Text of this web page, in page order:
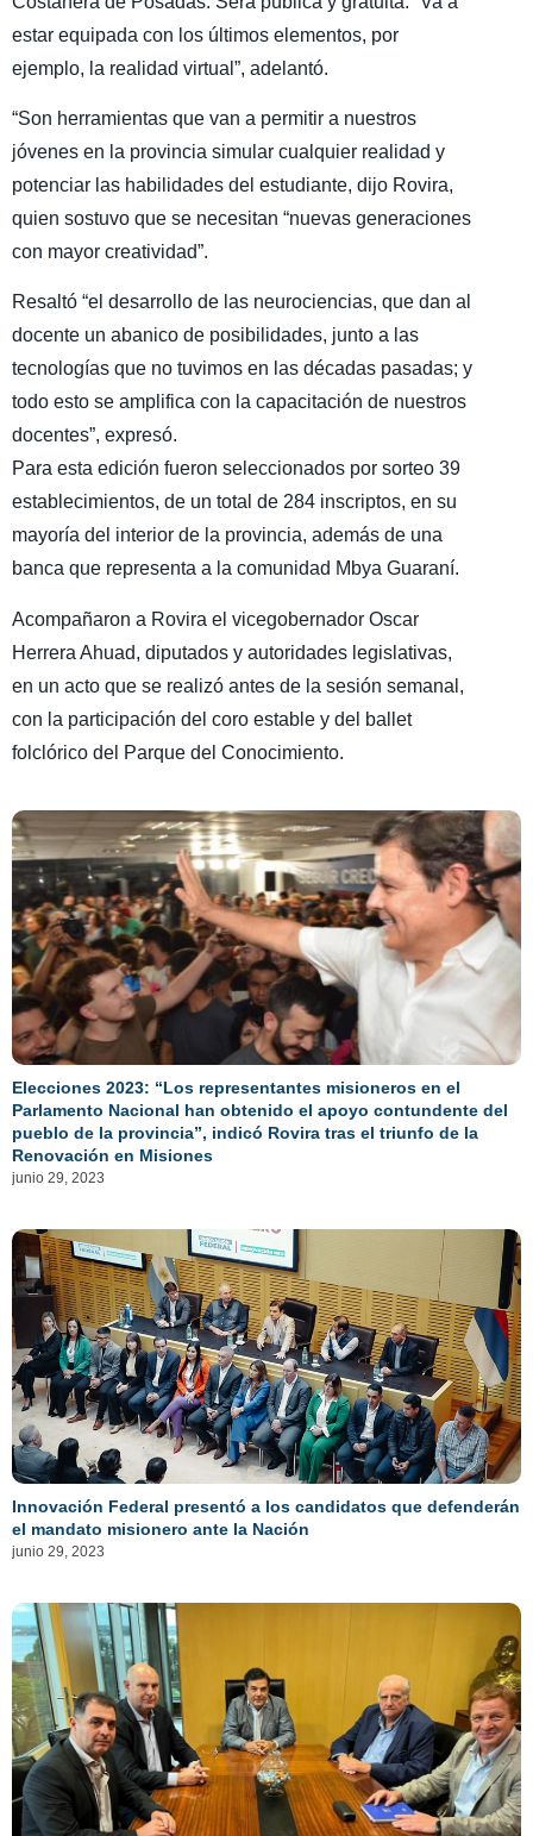
estar equipada con los últimos elementos, por
ejemplo, la realidad virtual”, adelantó.
“Son herramientas que van a permitir a nuestros
jóvenes en la provincia simular cualquier realidad y
potenciar las habilidades del estudiante, dijo Rovira,
quien sostuvo que se necesitan “nuevas generaciones
con mayor creatividad”.
Resaltó “el desarrollo de las neurociencias, que dan al
docente un abanico de posibilidades, junto a las
tecnologías que no tuvimos en las décadas pasadas; y
todo esto se amplifica con la capacitación de nuestros
docentes”, expresó.
Para esta edición fueron seleccionados por sorteo 39
establecimientos, de un total de 284 inscriptos, en su
mayoría del interior de la provincia, además de una
banca que representa a la comunidad Mbya Guaraní.
Acompañaron a Rovira el vicegobernador Oscar
Herrera Ahuad, diputados y autoridades legislativas,
en un acto que se realizó antes de la sesión semanal,
con la participación del coro estable y del ballet
folclórico del Parque del Conocimiento.
Elecciones 2023: “Los representantes misioneros en el
Parlamento Nacional han obtenido el apoyo contundente del
pueblo de la provincia”, indicó Rovira tras el triunfo de la
Renovación en Misiones
junio 29, 2023
Innovación Federal presentó a los candidatos que defenderán
el mandato misionero ante la Nación
junio 29, 2023